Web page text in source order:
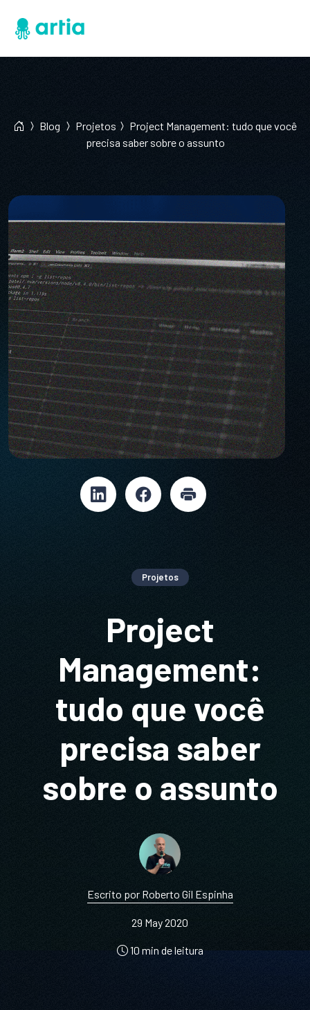
Blog Projetos
Project Management: tudo que você
precisa saber sobre o assunto
Projetos
Project
Management:
tudo que você
precisa saber
sobre o assunto
Escrito por Roberto Gil Espinha
29 May 2020
10 min de leitura